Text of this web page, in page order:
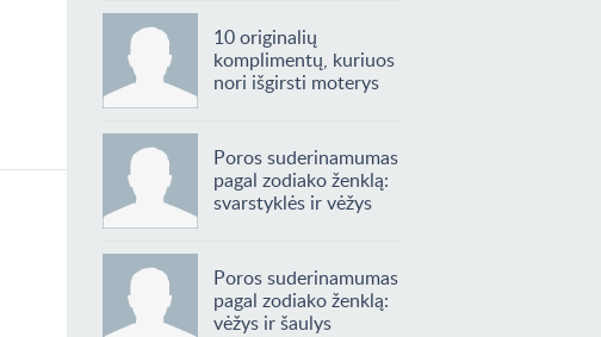
10 originalių
komplimentų, kuriuos
nori išgirsti moterys
Poros suderinamumas
pagal zodiako ženklą:
svarstyklės ir vėžys
Poros suderinamumas
pagal zodiako ženklą:
vėžys ir šaulys